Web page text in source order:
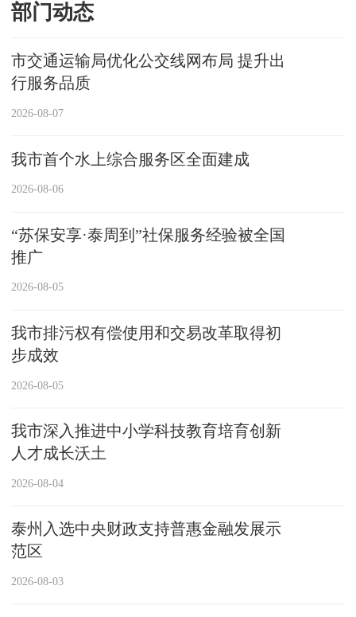
部门动态
市交通运输局优化公交线网布局 提升出
行服务品质
2026-08-07
我市首个水上综合服务区全面建成
2026-08-06
“苏保安享·泰周到”社保服务经验被全国
推广
2026-08-05
我市排污权有偿使用和交易改革取得初
步成效
2026-08-05
我市深入推进中小学科技教育培育创新
人才成长沃土
2026-08-04
泰州入选中央财政支持普惠金融发展示
范区
2026-08-03